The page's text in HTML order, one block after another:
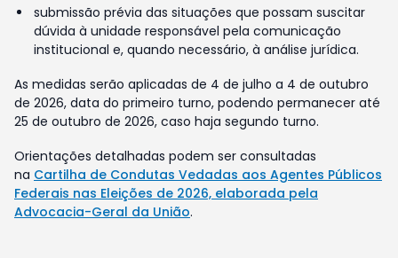
submissão prévia das situações que possam suscitar
dúvida à unidade responsável pela comunicação
institucional e, quando necessário, à análise jurídica.
As medidas serão aplicadas de 4 de julho a 4 de outubro
de 2026, data do primeiro turno, podendo permanecer até
25 de outubro de 2026, caso haja segundo turno.
Orientações detalhadas podem ser consultadas
na Cartilha de Condutas Vedadas aos Agentes Públicos
Federais nas Eleições de 2026, elaborada pela
Advocacia-Geral da União.